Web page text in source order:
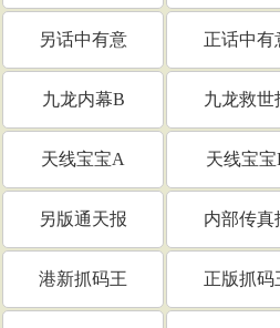
另话中有意 正话中有
九龙内幕B 九龙救世
天线宝宝A 天线宝宝
另版通天报 内部传真
港新抓码王 正版抓码